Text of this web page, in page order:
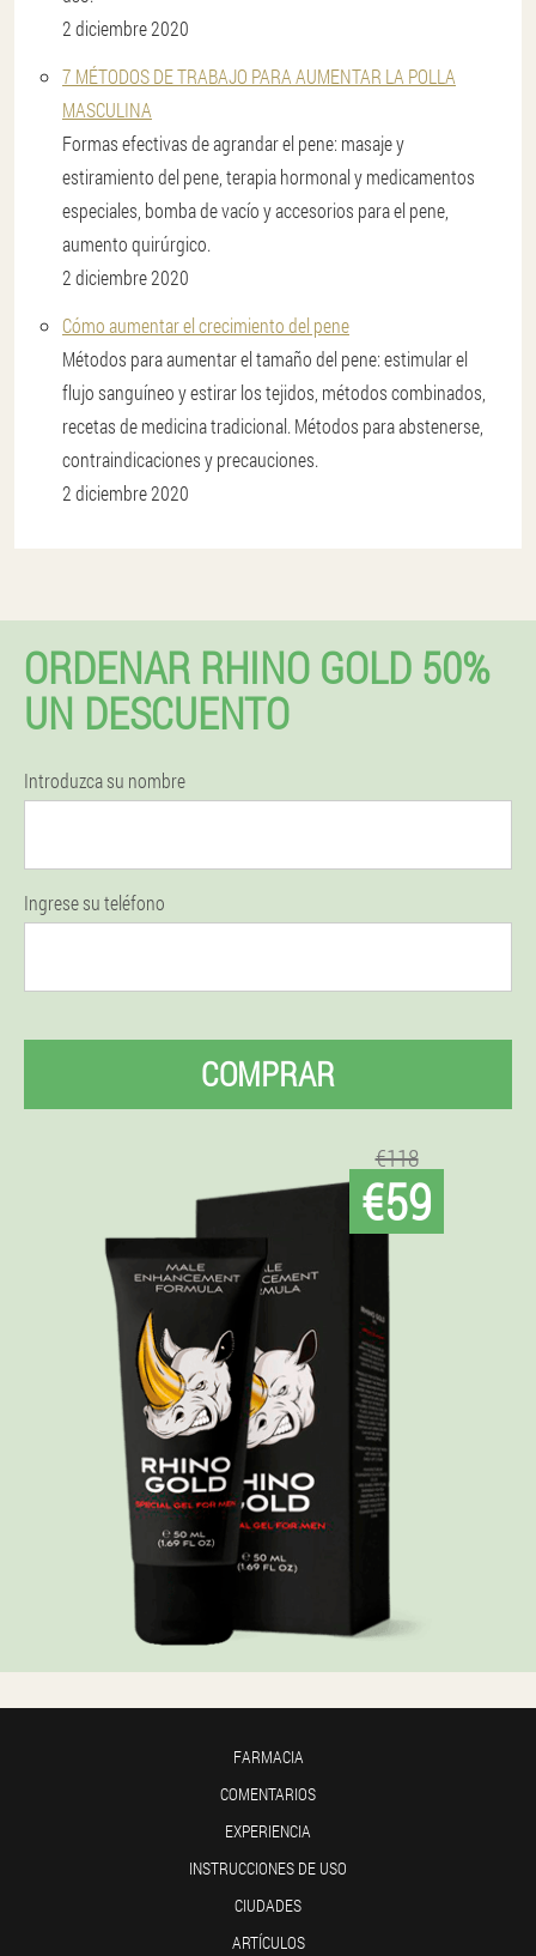
2 diciembre 2020
7 MÉTODOS DE TRABAJO PARA AUMENTAR LA POLLA
MASCULINA
Formas efectivas de agrandar el pene: masaje y
estiramiento del pene, terapia hormonal y medicamentos
especiales, bomba de vacío y accesorios para el pene,
aumento quirúrgico.
2 diciembre 2020
Cómo aumentar el crecimiento del pene
Métodos para aumentar el tamaño del pene: estimular el
flujo sanguíneo y estirar los tejidos, métodos combinados,
recetas de medicina tradicional. Métodos para abstenerse,
contraindicaciones y precauciones.
2 diciembre 2020
ORDENAR RHINO GOLD 50%
UN DESCUENTO
Introduzca su nombre
Ingrese su teléfono
COMPRAR
€118
€59
FARMACIA
COMENTARIOS
EXPERIENCIA
INSTRUCCIONES DE USO
CIUDADES
ARTÍCULOS